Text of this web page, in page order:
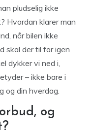
pludselig ikke
Hvordan klarer man
når bilen ikke
skal der til for igen
dykker vi ned i,
– ikke bare i
og din hverdag.
og